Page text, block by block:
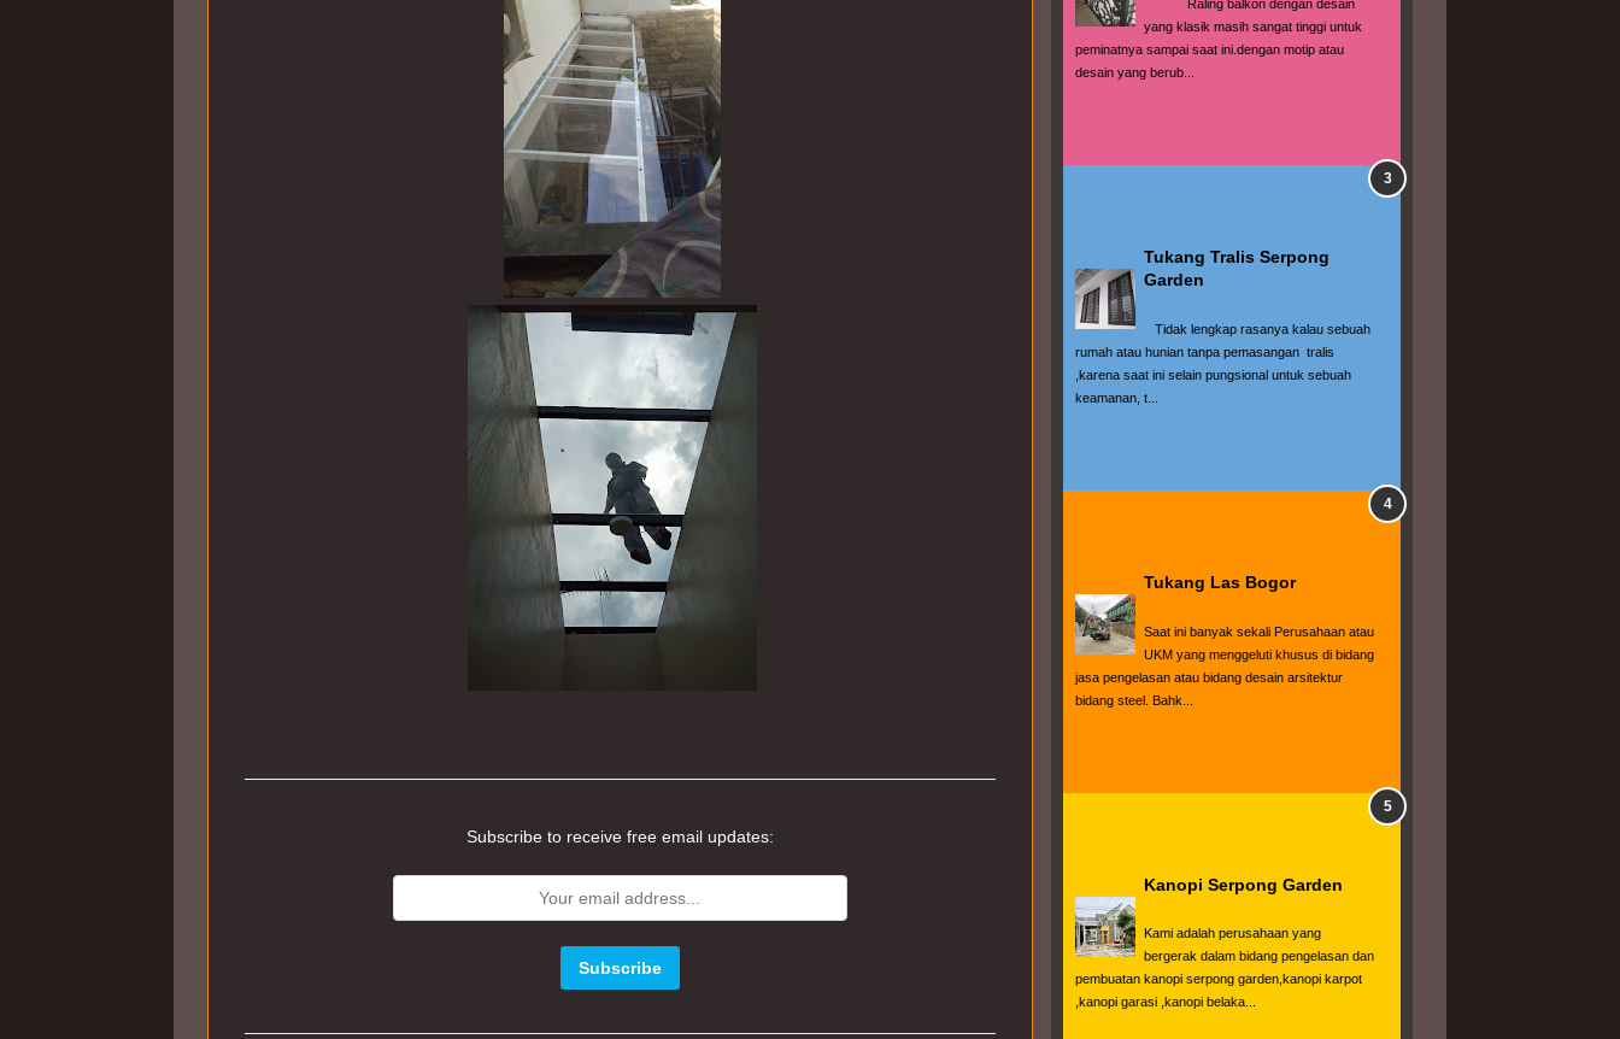
Subscribe to receive free email updates:
Raling balkon dengan desain
yang klasik masih sangat tinggi untuk
peminatnya sampai saat ini.dengan motip atau
desain yang berub...
Tukang Tralis Serpong
Garden
Tidak lengkap rasanya kalau sebuah
rumah atau hunian tanpa pemasangan  tralis
,karena saat ini selain pungsional untuk sebuah
keamanan, t...
Tukang Las Bogor
Saat ini banyak sekali Perusahaan atau
UKM yang menggeluti khusus di bidang
jasa pengelasan atau bidang desain arsitektur
bidang steel. Bahk...
Kanopi Serpong Garden
Kami adalah perusahaan yang
bergerak dalam bidang pengelasan dan
pembuatan kanopi serpong garden,kanopi karpot
,kanopi garasi ,kanopi belaka...